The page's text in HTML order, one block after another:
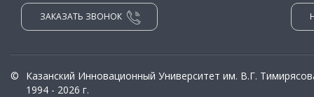
ЗАКАЗАТЬ ЗВОНОК
©
Казанский Инновационный Университет им. В.Г.
1994 - 2026 г.